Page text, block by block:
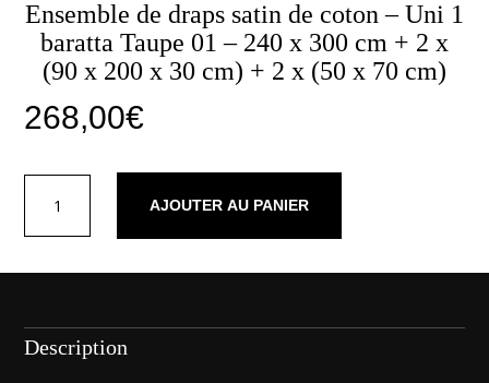
Ensemble de draps satin de coton – Uni 1
baratta Taupe 01 – 240 x 300 cm + 2 x
(90 x 200 x 30 cm) + 2 x (50 x 70 cm)
268,00€
Ensemble
de
coton
AJOUTER AU PANIER
Description